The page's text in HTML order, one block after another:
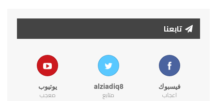
تابعنا
فيسبوك
اعجاب
alziadiq8
متابع
يوتيوب
معجب